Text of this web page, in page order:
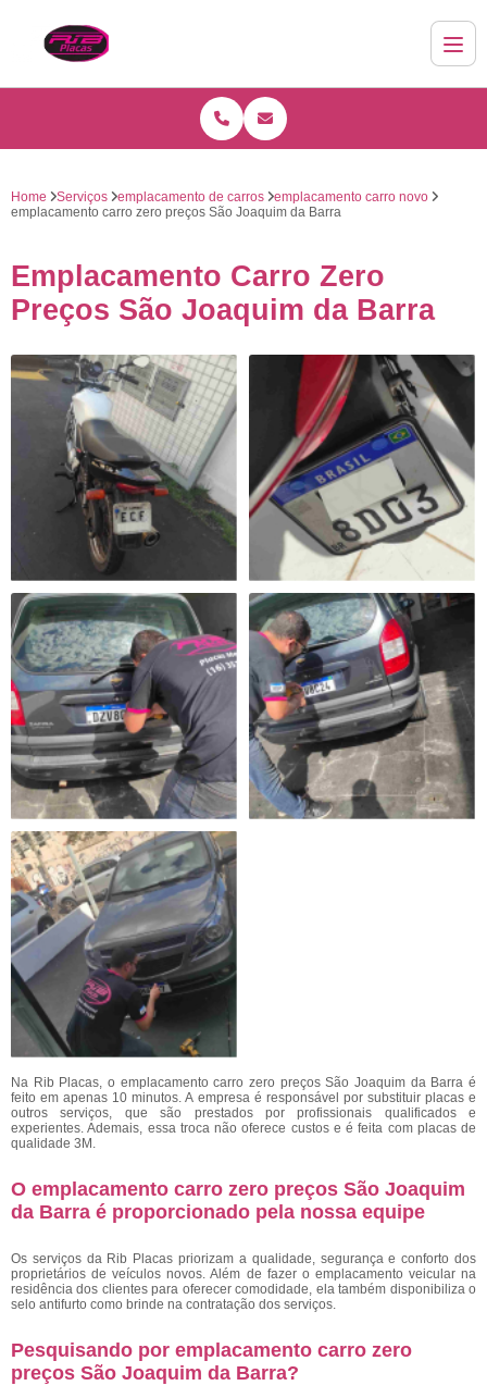
Home Serviços emplacamento de carros
emplacamento carro novo
emplacamento carro zero preços São Joaquim da Barra
Emplacamento Carro Zero
Preços São Joaquim da Barra
Na Rib Placas, o emplacamento carro zero preços São Joaquim da Barra é
feito em apenas 10 minutos. A empresa é responsável por substituir placas e
outros serviços, que são prestados por profissionais qualificados e
experientes. Ademais, essa troca não oferece custos e é feita com placas de
qualidade 3M.
O emplacamento carro zero preços São Joaquim
da Barra é proporcionado pela nossa equipe
Os serviços da Rib Placas priorizam a qualidade, segurança e conforto dos
proprietários de veículos novos. Além de fazer o emplacamento veicular na
residência dos clientes para oferecer comodidade, ela também disponibiliza o
selo antifurto como brinde na contratação dos serviços.
Pesquisando por emplacamento carro zero
preços São Joaquim da Barra?